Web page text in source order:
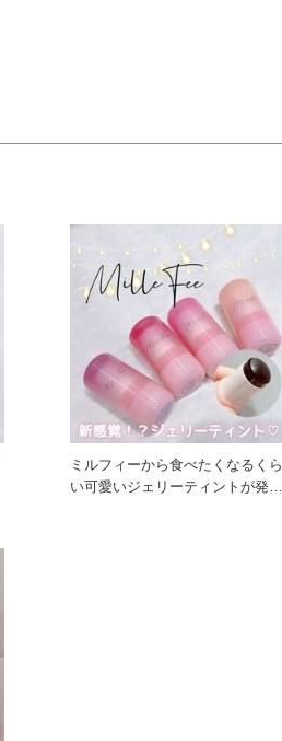
ミルフィーから食べたくなるくら
い可愛いジェリーティントが発